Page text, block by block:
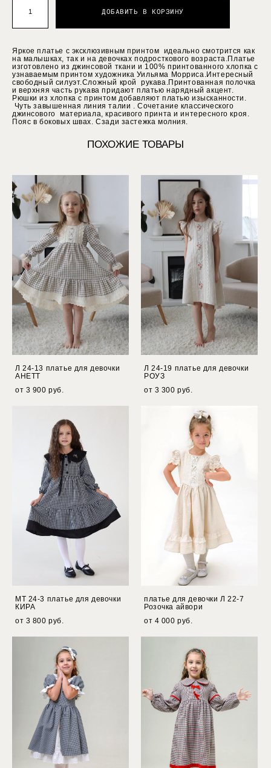
ДОБАВИТЬ В КОРЗИНУ
Яркое платье с эксклюзивным принтом идеально смотрится как
на малышках, так и на девочках подросткового возраста.Платье
изготовлено из джинсовой ткани и 100% принтованного хлопка с
узнаваемым принтом художника Уильяма Морриса.Интересный
свободный силуэт.Сложный крой рукава.Принтованная полочка
и верхняя часть рукава придают платью нарядный акцент.
Рюшки из хлопка с принтом добавляют платью изысканности.
Чуть завышенная линия талии . Сочетание классического
джинсового материала, красивого принта и интересного кроя.
Пояс в боковых швах. Сзади застежка молния.
ПОХОЖИЕ ТОВАРЫ
Л 24-13 платье для девочки
АНЕТТ
от 3 900 pуб.
Л 24-19 платье для девочки
РОУЗ
от 3 300 pуб.
МТ 24-3 платье для девочки
КИРА
от 3 800 pуб.
платье для девочки Л 22-7
Розочка айвори
от 4 000 pуб.